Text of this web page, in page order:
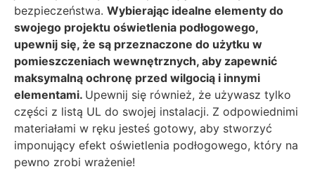
bezpieczeństwa. Wybierając idealne elementy do
swojego projektu oświetlenia podłogowego,
upewnij się, że są przeznaczone do użytku w
pomieszczeniach wewnętrznych, aby zapewnić
maksymalną ochronę przed wilgocią i innymi
elementami. Upewnij się również, że używasz tylko
części z listą UL do swojej instalacji. Z odpowiednimi
materiałami w ręku jesteś gotowy, aby stworzyć
imponujący efekt oświetlenia podłogowego, który na
pewno zrobi wrażenie!